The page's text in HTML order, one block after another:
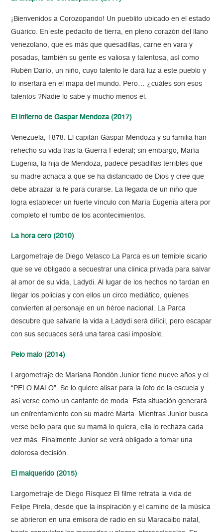
¡Bienvenidos a Corozopando! Un pueblito ubicado en el estado
Guárico. En este pedacito de tierra, en pleno corazón del llano
venezolano, que es más que quesadillas, carne en vara y
posadas, también su gente es valiosa y talentosa, así como
Rubén Darío, un niño, cuyo talento le dará luz a este pueblo y
lo insertará en el mapa del mundo. Pero… ¿cuáles son esos
talentos ?Nadie lo sabe y mucho menos él.
El infierno de Gaspar Mendoza (2017)
Venezuela, 1878. El capitán Gaspar Mendoza y su familia han
rehecho su vida tras la Guerra Federal; sin embargo, María
Eugenia, la hija de Mendoza, padece pesadillas terribles que
su madre achaca a que se ha distanciado de Dios y cree que
debe abrazar la fe para curarse. La llegada de un niño que
logra establecer un fuerte vínculo con María Eugenia altera por
completo el rumbo de los acontecimientos.
La hora cero (2010)
Largometraje de Diego Velasco La Parca es un temible sicario
que se ve obligado a secuestrar una clínica privada para salvar
al amor de su vida, Ladydi. Al lugar de los hechos no tardan en
llegar los policías y con ellos un circo mediático, quienes
convierten al personaje en un héroe nacional. La Parca
descubre que salvarle la vida a Ladydi será difícil, pero escapar
con sus secuaces será una tarea casi imposible.
Pelo malo (2014)
Largometraje de Mariana Rondón Junior tiene nueve años y el
“PELO MALO”. Se lo quiere alisar para la foto de la escuela y
así verse como un cantante de moda. Esta situación generará
un enfrentamiento con su madre Marta. Mientras Junior busca
verse bello para que su mamá lo quiera, ella lo rechaza cada
vez más. Finalmente Junior se verá obligado a tomar una
dolorosa decisión.
El malquerido (2015)
Largometraje de Diego Rísquez El filme retrata la vida de
Felipe Pirela, desde que la inspiración y el camino de la música
se abrieron en una emisora de radio en su Maracaibo natal,